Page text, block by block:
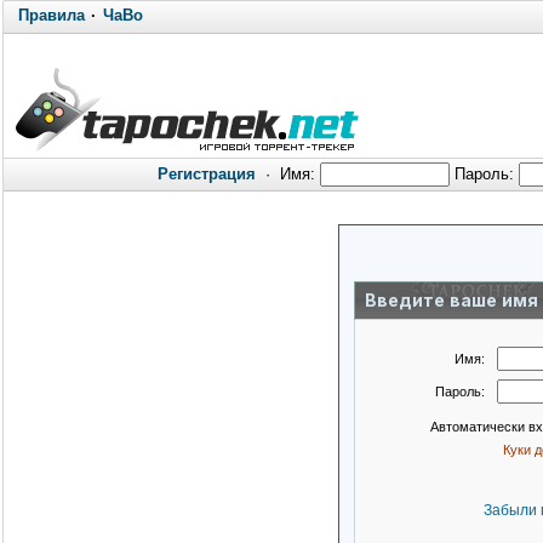
Правила· ЧаВо
Регистрация · Имя: Пароль:
Введите ваше имя
Имя:
Пароль:
Автоматически
Куки
Забыли